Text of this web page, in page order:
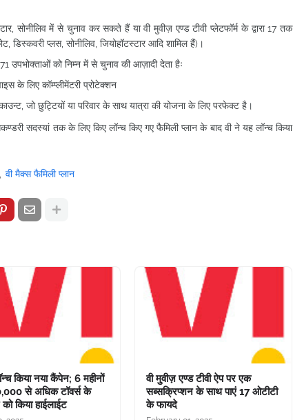
सोनीलिव में से चुनाव कर सकते हैं या वी मुवीज़ एण्ड टीवी प्लेटफॉर्म के द्वारा 17 तक
प्लस, सोनीलिव, जियोहॉटस्टार आदि शामिल हैं)।
उपभोक्ताओं को निम्न में से चुनाव की आज़ादी देता हैः
के लिए कॉम्प्लीमेंटरी प्रोटेक्शन
जो छुट्टियों या परिवार के साथ यात्रा की योजना के लिए परफेक्ट है।
सदस्यां तक के लिए किए लॉन्च किए गए फैमिली प्लान के बाद वी ने यह लॉन्च किया
वी मैक्स फैमिली प्लान
किया नया कैंपेन; 6 महीनों
से अधिक टॉवर्स के
किया हाईलाईट
वी मुवीज़ एण्ड टीवी ऐप पर एक
सब्सक्रिप्शन के साथ पाएं 17 ओटीटी
के फायदे